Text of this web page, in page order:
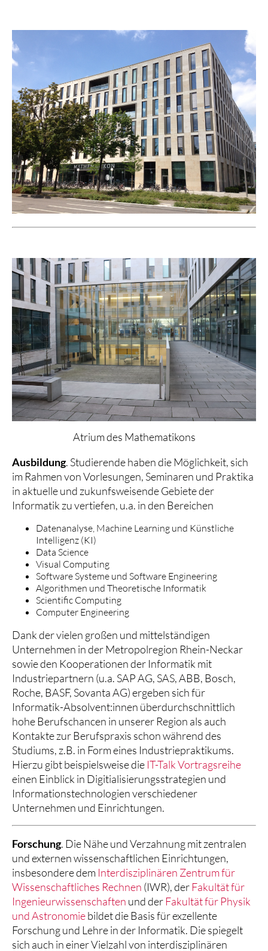
Atrium des Mathematikons
Ausbildung. Studierende haben die Möglichkeit, sich
im Rahmen von Vorlesungen, Seminaren und Praktika
in aktuelle und zukunfsweisende Gebiete der
Informatik zu vertiefen, u.a. in den Bereichen
Datenanalyse, Machine Learning und Künstliche
Intelligenz (KI)
Data Science
Visual Computing
Software Systeme und Software Engineering
Algorithmen und Theoretische Informatik
Scientific Computing
Computer Engineering
Dank der vielen großen und mittelständigen
Unternehmen in der Metropolregion Rhein-Neckar
sowie den Kooperationen der Informatik mit
Industriepartnern (u.a. SAP AG, SAS, ABB, Bosch,
Roche, BASF, Sovanta AG) ergeben sich für
Informatik-Absolvent:innen überdurchschnittlich
hohe Berufschancen in unserer Region als auch
Kontakte zur Berufspraxis schon während des
Studiums, z.B. in Form eines Industriepraktikums.
Hierzu gibt beispielsweise die IT-Talk Vortragsreihe
einen Einblick in Digitialisierungsstrategien und
Informationstechnologien verschiedener
Unternehmen und Einrichtungen.
Forschung. Die Nähe und Verzahnung mit zentralen
und externen wissenschaftlichen Einrichtungen,
insbesondere dem Interdisziplinären Zentrum für
Wissenschaftliches Rechnen (IWR), derFakultät für
Ingenieurwissenschaften und derFakultät für Physik
und Astronomiebildet die Basis für exzellente
Forschung und Lehre in der Informatik. Die spiegelt
sich auch in einer Vielzahl von interdisziplinären